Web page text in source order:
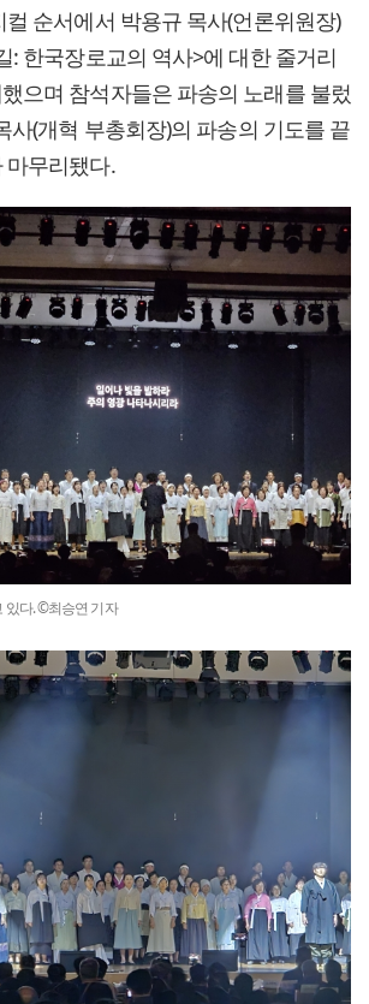
순서에서 박용규 목사(언론위원장)
: 한국장로교의 역사>에 대한 줄거리
으며 참석자들은 파송의 노래를 불렀
사(개혁 부총회장)의 파송의 기도를 끝
마무리됐다.
있다. ©최승연 기자